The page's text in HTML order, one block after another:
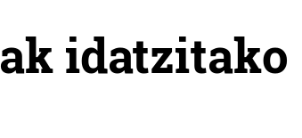
idatzitako